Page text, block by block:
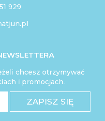
929
chcesz otrzymywać
i promocjach.
ZAPISZ SIĘ